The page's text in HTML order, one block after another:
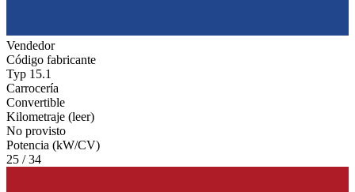
Vendedor
Código fabricante
Typ 15.1
Carrocería
Convertible
Kilometraje (leer)
No provisto
Potencia (kW/CV)
25 / 34